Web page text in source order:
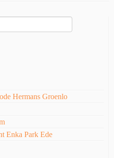
Hermans Groenlo
Enka Park Ede